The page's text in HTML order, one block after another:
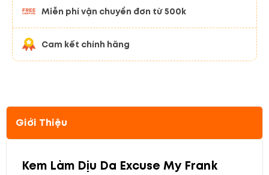
Miễn phí vận chuyển đơn từ 500k
Cam kết chính hãng
Giới Thiệu
Kem Làm Dịu Da Excuse My Frank